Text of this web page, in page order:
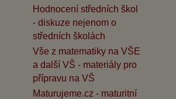
Hodnocení středních škol
- diskuze nejenom o
středních školách
Vše z matematiky na VŠE
a další VŠ - materiály pro
přípravu na VŠ
Maturujeme.cz - maturitní